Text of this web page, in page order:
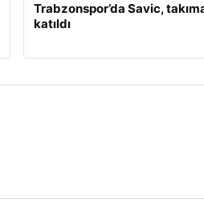
Trabzonspor’da Savic,
katıldı